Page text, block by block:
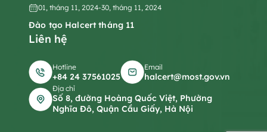
01, tháng 11, 2024-30, tháng 11, 2024
Đào tạo Halcert tháng 11
Liên hệ
Hotline
+84 24 37561025
Email
halcert@most.gov.vn
Địa chỉ
Số 8, đường Hoàng Quốc Việt, Phường
Nghĩa Đô, Quận Cầu Giấy, Hà Nội